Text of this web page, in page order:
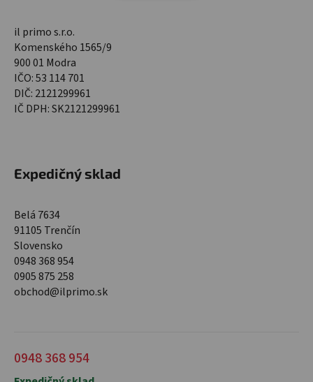
il primo s.r.o.
Komenského 1565/9
900 01 Modra
IČO: 53 114 701
DIČ: 2121299961
IČ DPH: SK2121299961
Expedičný sklad
Belá 7634
91105 Trenčín
Slovensko
0948 368 954
0905 875 258
obchod@ilprimo.sk
0948 368 954